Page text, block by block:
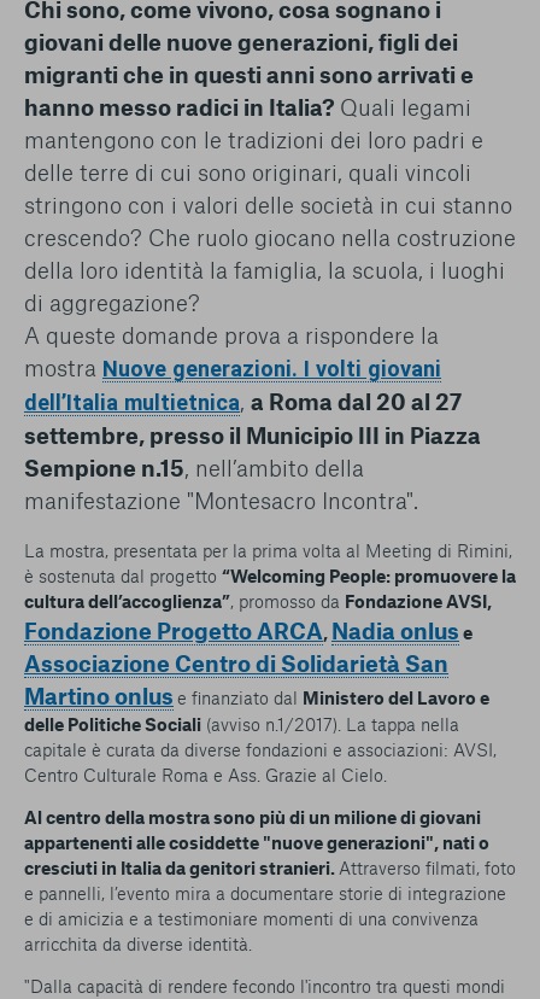
conto del fatto che il blocco di alcuni cookie può
condizionare l’esperienza sulla Piattaforma e il suo
funzionamento. Premendo “Conferma le mie scelte”, la
selezione relativa ai cookie effettuata verrà salvata. Se non è
stata selezionata alcuna opzione, premere questo pulsante
equivarrà a rifiutare tutti i cookie. Per ulteriori informazioni, è
possibile consultare la nostra
Ulteriori informazioni
Cookie strettamente necessari
Cookies di marketing
Chi sono, come vivono, cosa sognano i
giovani delle nuove generazioni, figli dei
migranti che in questi anni sono arrivati e
hanno messo radici in Italia? Quali legami
mantengono con le tradizioni dei loro padri e
delle terre di cui sono originari, quali vincoli
stringono con i valori delle società in cui stanno
crescendo? Che ruolo giocano nella costruzione
della loro identità la famiglia, la scuola, i luoghi
di aggregazione?
A queste domande prova a rispondere la
mostra Nuove generazioni. I volti giovani
dell’Italia multietnica, a Roma dal 20 al 27
settembre, presso il Municipio III in Piazza
Sempione n.15, nell’ambito della
manifestazione "Montesacro Incontra".
La mostra, presentata per la prima volta al Meeting di Rimini,
è sostenuta dal progetto “Welcoming People: promuovere la
cultura dell’accoglienza”, promosso da Fondazione AVSI,
Fondazione Progetto ARCA, Nadia onlus e
Associazione Centro di Solidarietà San
Martino onlus e finanziato dal Ministero del Lavoro e
delle Politiche Sociali (avviso n.1/2017). La tappa nella
capitale è curata da diverse fondazioni e associazioni: AVSI,
Centro Culturale Roma e Ass. Grazie al Cielo.
Al centro della mostra sono più di un milione di giovani
appartenenti alle cosiddette "nuove generazioni", nati o
cresciuti in Italia da genitori stranieri. Attraverso filmati, foto
e pannelli, l’evento mira a documentare storie di integrazione
e di amicizia e a testimoniare momenti di una convivenza
arricchita da diverse identità.
"Dalla capacità di rendere fecondo l'incontro tra questi mondi